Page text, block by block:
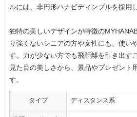
ルには、非円形ハナビディンプルを採用
独特の美しいデザインが特徴の
り強くないシニアの方や女性にも、使い
す。力が少ない方でも飛距離を引き出す
見た目の美しさから、景品やプレゼント
す。
タイプ ディスタンス系